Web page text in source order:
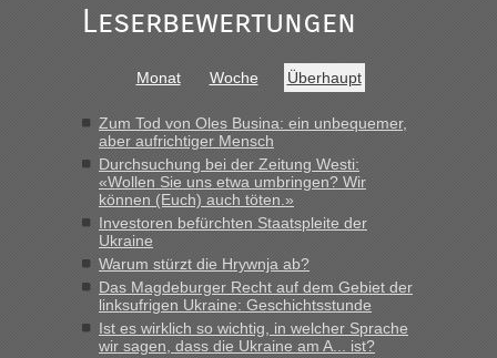
Leserbewertungen
Monat Woche Überhaupt
Zum Tod von Oles Busina: ein unbequemer,
aber aufrichtiger Mensch
Durchsuchung bei der Zeitung Westi:
«Wollen Sie uns etwa umbringen? Wir
können (Euch) auch töten.»
Investoren befürchten Staatspleite der
Ukraine
Warum stürzt die Hrywnja ab?
Das Magdeburger Recht auf dem Gebiet der
linksufrigen Ukraine: Geschichtsstunde
Ist es wirklich so wichtig, in welcher Sprache
wir sagen, dass die Ukraine am A... ist?